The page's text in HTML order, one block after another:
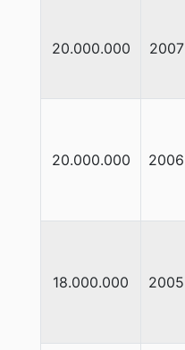
20.000.000 2007
20.000.000 2006
18.000.000 2005